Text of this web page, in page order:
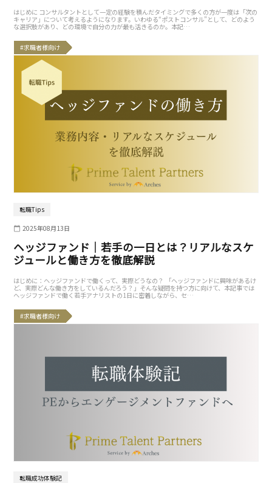
はじめに コンサルタントとして一定の経験を積んだタイミングで多くの方が一度は「次の
キャリア」について考えるようになります。いわゆる“ポストコンサル”として、どのよう
な選択肢があり、どの環境で自分の力が最も活きるのか。本記…
#求職者様向け
転職Tips
2025年08月13日
ヘッジファンド｜若手の一日とは？リアルなスケ
ジュールと働き方を徹底解説
はじめに：ヘッジファンドで働くって、実際どうなの？ 「ヘッジファンドに興味があるけ
ど、実際どんな働き方をしているんだろう？」そんな疑問を持つ方に向けて、本記事では
ヘッジファンドで働く若手アナリストの1日に密着しながら、セ…
#求職者様向け
転職成功体験記